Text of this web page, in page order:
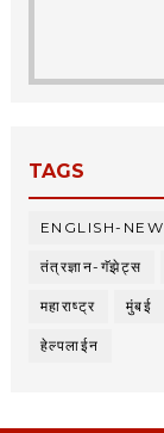
TAGS
ENGLISH-
तंत्रज्ञान-गॅझेट्स
महाराष्ट्र मुंबई
हेल्पलाईन